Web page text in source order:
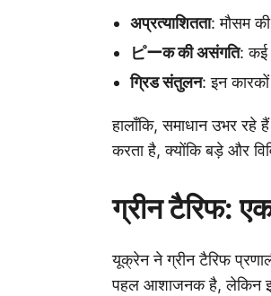
अप्रत्याशितता: मौसम
ピーक की असंगति: कई
ग्रिड संतुलन: इन
हालाँकि, समाधान उभर रहे
करता है, क्योंकि बड़े और
ग्रीन टैरिफ:
यूक्रेन ने ग्रीन टैरिफ
पहल आशाजनक है, लेकिन